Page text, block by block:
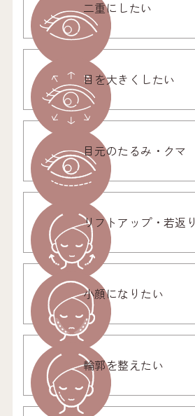
二重にしたい
目を大きくしたい
目元のたるみ・クマ
リフトアップ・若返り
小顔になりたい
輪郭を整えたい